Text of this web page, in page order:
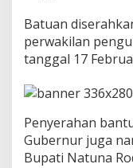
i
l
B
p
a
i
N
u
Batuan
perwakilan
tanggal 17
Penyerahan
Gubernur juga
Bupati Natuna